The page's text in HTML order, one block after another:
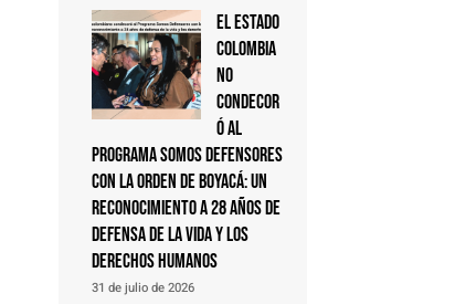
El Estado
colombia
no
condecor
ó al
Programa Somos Defensores
con la Orden de Boyacá: un
reconocimiento a 28 años de
defensa de la vida y los
derechos humanos
31 de julio de 2026